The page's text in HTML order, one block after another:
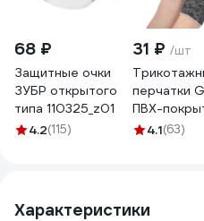
68 ₽
Защитные очки
ЗУБР открытого
типа 110325_z01
4.2(115)
31 ₽ /шт
перчатки
ПВХ-
серые
4.1(63)
Характеристики